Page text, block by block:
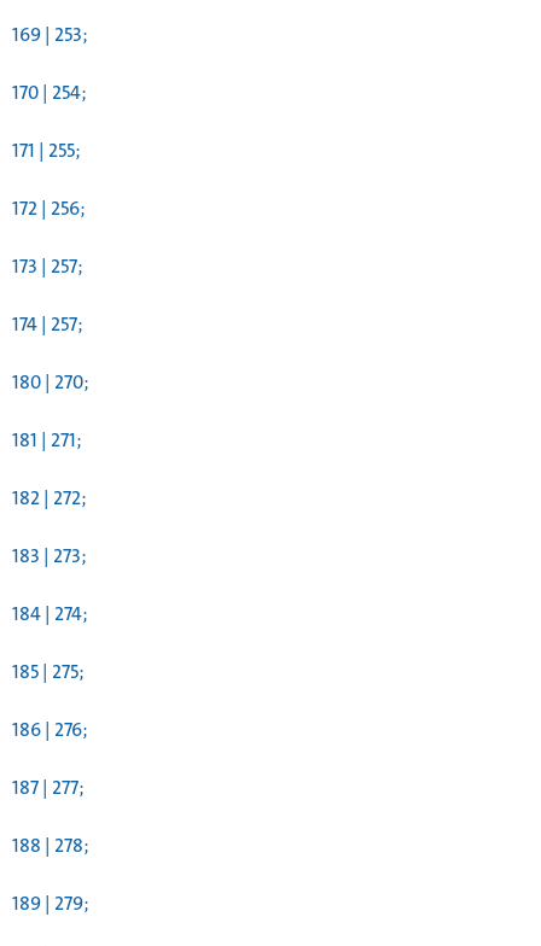
169 | 253;
170 | 254;
171 | 255;
172 | 256;
173 | 257;
174 | 257;
180 | 270;
181 | 271;
182 | 272;
183 | 273;
184 | 274;
185 | 275;
186 | 276;
187 | 277;
188 | 278;
189 | 279;